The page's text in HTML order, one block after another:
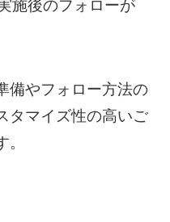
施後のフォローが
備やフォロー方法の
タマイズ性の高いご